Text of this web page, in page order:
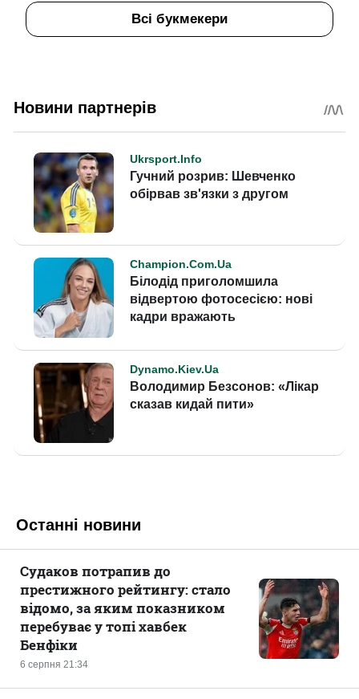
Всі букмекери
Останні новини
6 серпня 21:34
Судаков потрапив до
престижного рейтингу: стало
відомо, за яким показником
перебуває у топі хавбек
Бенфіки